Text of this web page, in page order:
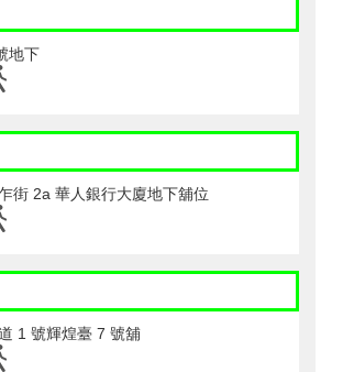
地下
街 2a 華人銀行大廈地下舖位
1 號輝煌臺 7 號舖